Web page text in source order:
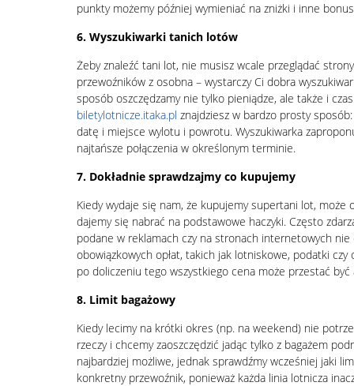
punkty możemy później wymieniać na zniżki i inne
6. Wyszukiwarki tanich lotów
Żeby znaleźć tani lot, nie musisz wcale przeglądać
przewoźników z osobna – wystarczy Ci dobra
sposób oszczędzamy nie tylko pieniądze, ale także i
biletylotnicze.itaka.pl znajdziesz w bardzo prosty
datę i miejsce wylotu i powrotu. Wyszukiwarka
najtańsze połączenia w określonym terminie.
7. Dokładnie sprawdzajmy co kupujemy
Kiedy wydaje się nam, że kupujemy supertani lot, może
dajemy się nabrać na podstawowe haczyki. Często
podane w reklamach czy na stronach internetowych nie
obowiązkowych opłat, takich jak lotniskowe, podatki czy
po doliczeniu tego wszystkiego cena może przestać być
8. Limit bagażowy
Kiedy lecimy na krótki okres (np. na weekend) nie
rzeczy i chcemy zaoszczędzić jadąc tylko z bagażem
najbardziej możliwe, jednak sprawdźmy wcześniej jaki
konkretny przewoźnik, ponieważ każda linia lotnicza